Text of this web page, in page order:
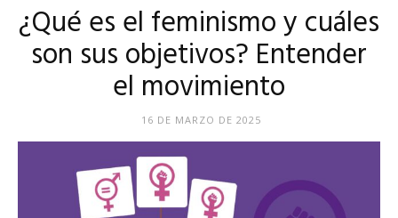
¿Qué es el feminismo y cuáles
son sus objetivos? Entender
el movimiento
16 DE MARZO DE 2025